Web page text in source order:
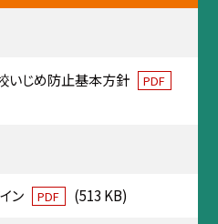
じめ防止基本方針 PDF
ン PDF (513 KB)